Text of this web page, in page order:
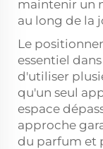
maintenir un
au long de la
Le
essentiel
d'utiliser
qu'un seul
espace
approche
du parfum et